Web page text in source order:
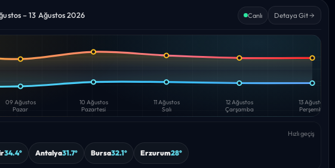
– 13 Ağustos 2026 Canlı Detaya Git
09 Ağustos
Pazar
10 Ağustos
Pazartesi
11 Ağustos
Salı
12 Ağustos
Çarşamba
13 Ağustos
Perşembe
Hızlı geçiş
34.4° Antalya31.7° Bursa32.1° Erzurum28°